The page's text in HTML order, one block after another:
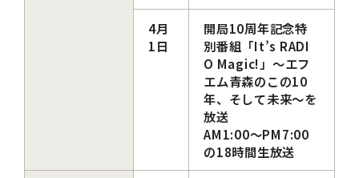
4月
1日
開局10周年記念特
別番組「It’s RADI
O Magic!」～エフ
エム青森のこの10
年、そして未来～を
放送
AM1:00～PM7:00
の18時間生放送